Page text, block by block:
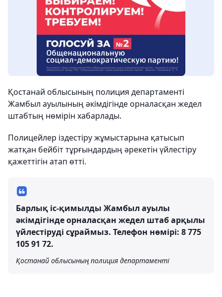
Қостанай облысының полиция департаменті
Жамбыл ауылының әкімдігінде орналасқан жедел
штабтың нөмірін хабарлады.
Полицейлер іздестіру жұмыстарына қатысып
жатқан бейбіт тұрғындардың әрекетін үйлестіру
қажеттігін атап өтті.
Барлық іс-қимылды Жамбыл ауылы
әкімдігінде орналасқан жедел штаб арқылы
үйлестіруді сұраймыз. Телефон нөмірі: 8 775
105 91 72.
Қостанай облысының полиция департаменті